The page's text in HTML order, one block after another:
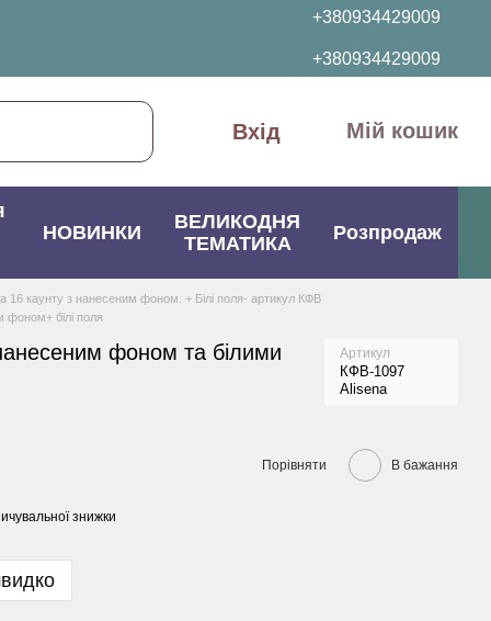
+380934429009
+380934429009
Вхід Мій кошик
НОВИНКИ
ВЕЛИКОДНЯ
ТЕМАТИКА
Розпродаж
16 каунту з нанесеним фоном. + Білі поля- артикул КФВ
фоном+ білі поля
фоном та білими Артикул
КФВ-1097
Alisena
Порівняти В бажання
знижки